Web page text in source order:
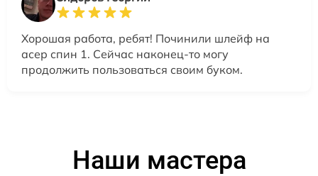
Хорошая работа, ребят! Починили шлейф на
асер спин 1. Сейчас наконец-то могу
продолжить пользоваться своим буком.
Наши мастера